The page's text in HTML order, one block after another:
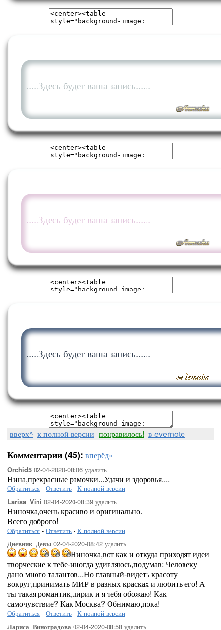
.....Здесь будет ваша запись......
.....Здесь будет ваша запись......
.....Здесь будет ваша запись......
вверх^ к полной версии понравилось! в evernote
Комментарии (45): вперёд»
Orchid5 02-04-2020-08:06 удалить
Нина,прекрасные рамочки...Удачи и здоровья....
Обратиться - Ответить - К полной версии
Larisa_Vini 02-04-2020-08:39 удалить
Ниночка,очень красиво и оригинально.
Всего доброго!
Обратиться - Ответить - К полной версии
Дневник_Девы 02-04-2020-08:42 удалить
Ниночка,вот как и откуда приходят идеи
творческие к тебе-иногда удивляюсь,подумав: Человеку
дано много талантов...Но главный-видеть красоту
вокруг,принимать МИР в разных красках и любить его! А
ты такая,романтик,лирик и я тебя обожаю! Как
самочувствие? Как Москва? Обнимаю,пока!
Обратиться - Ответить - К полной версии
Лариса_Виноградова 02-04-2020-08:58 удалить